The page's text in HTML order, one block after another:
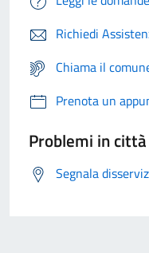
Richiedi
Chiama il
Prenota un
Problemi in città
Segnala